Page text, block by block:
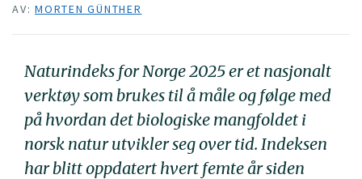
AV: MORTEN GÜNTHER
Naturindeks for Norge 2025 er et nasjonalt
verktøy som brukes til å måle og følge med
på hvordan det biologiske mangfoldet i
norsk natur utvikler seg over tid. Indeksen
har blitt oppdatert hvert femte år siden